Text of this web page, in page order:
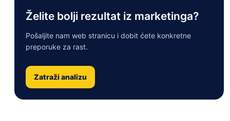
Želite bolji rezultat iz marketinga?
Pošaljite nam web stranicu i dobit ćete konkretne
preporuke za rast.
Zatraži analizu